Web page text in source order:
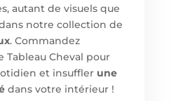
autant de visuels que
notre collection de
. Commandez
Cheval pour
et insuffler une
dans votre intérieur !